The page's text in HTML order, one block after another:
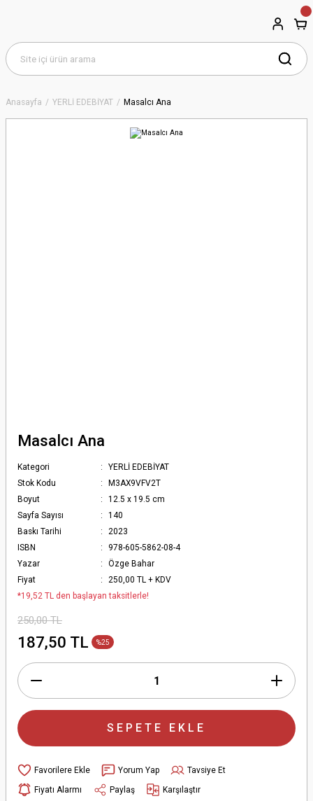
Anasayfa YERLİ EDEBİYAT Masalcı Ana
Masalcı Ana
Kategori
YERLİ EDEBİYAT
Stok Kodu
M3AX9VFV2T
Boyut
12.5 x 19.5 cm
Sayfa Sayısı
140
Baskı Tarihi
2023
ISBN
978-605-5862-08-4
Yazar
Özge Bahar
Fiyat
250,00 TL + KDV
*19,52 TL den başlayan taksitlerle!
250,00 TL
187,50 TL %25
SEPETE EKLE
Yorum Yap
Tavsiye Et
Fiyatı Alarmı
Paylaş Karşılaştır